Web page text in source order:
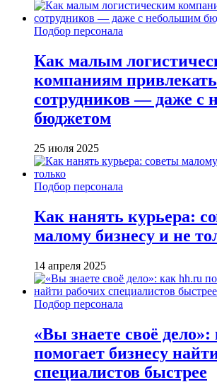
Подбор персонала
Как малым
компаниям привлекать
сотрудников — даже с
бюджетом
25 июля 2025
Подбор персонала
Как нанять курьера:
малому бизнесу и не
14 апреля 2025
Подбор персонала
«Вы знаете своё
помогает бизнесу
специалистов быстрее